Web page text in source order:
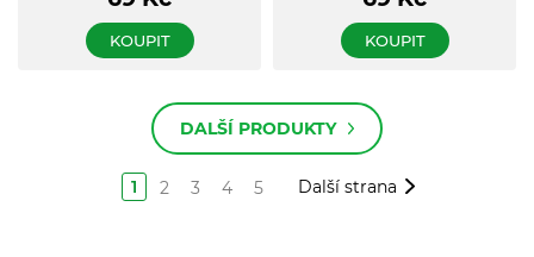
KOUPIT KOUPIT
DALŠÍ PRODUKTY
1 2 3 4 5 Další strana